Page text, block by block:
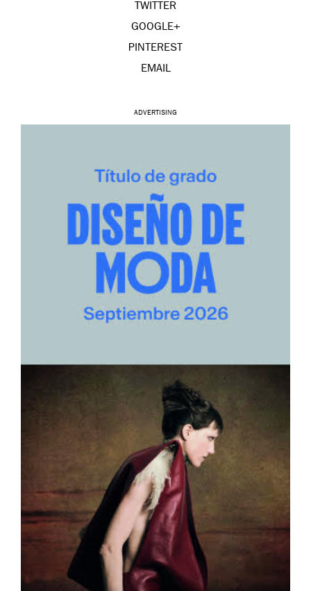
TWITTER
GOOGLE+
PINTEREST
EMAIL
ADVERTISING